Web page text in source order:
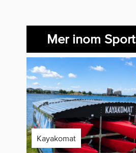
Mer inom Sport
Kayakomat